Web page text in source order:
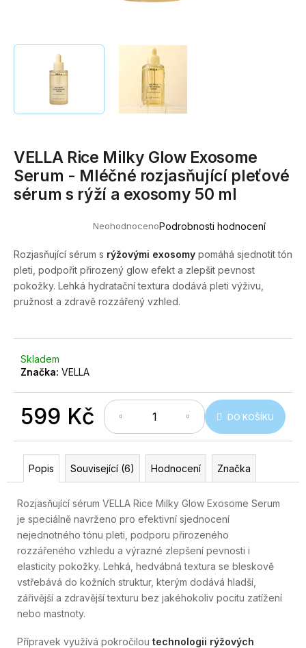
produktu
je
0,0
5
hvězdiček.
NeohodnocenoPodrobnosti hodnocení
VELLA Rice Milky Glow Exosome
Serum - Mléčné rozjasňující pleťové
sérum s rýží a exosomy 50 ml
Rozjasňující sérum s rýžovými exosomy pomáhá sjednotit tón
pleti, podpořit přirozený glow efekt a zlepšit pevnost
pokožky. Lehká hydratační textura dodává pleti výživu,
pružnost a zdravě rozzářený vzhled.
Skladem
Značka: VELLA
599 Kč DO KOŠÍKU
Popis Související (6) Hodnocení Značka
Rozjasňující sérum VELLA Rice Milky Glow Exosome Serum
je speciálně navrženo pro efektivní sjednocení
nejednotného tónu pleti, podporu přirozeného
rozzářeného vzhledu a výrazné zlepšení pevnosti i
elasticity pokožky. Lehká, hedvábná textura se bleskově
vstřebává do kožních struktur, kterým dodává hladší,
zářivější a zdravější texturu bez jakéhokoliv pocitu zatížení
nebo mastnoty.
Přípravek využívá pokročilou technologii rýžových
í
HLEDAT
p
o
r
u
č
j
e
m